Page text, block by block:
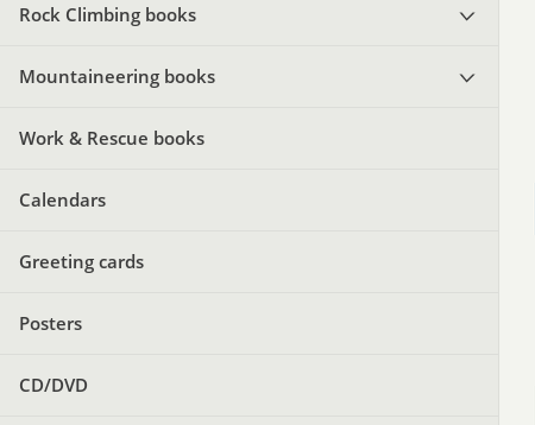
Rock Climbing books
Mountaineering books
Work & Rescue books
Calendars
Greeting cards
Posters
CD/DVD